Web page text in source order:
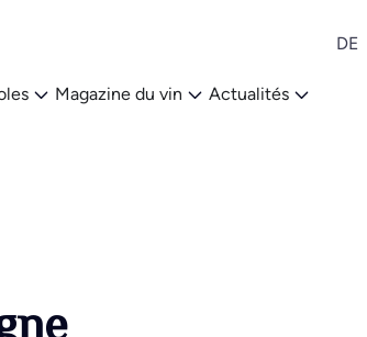
DE
Magazine du vin Actualités